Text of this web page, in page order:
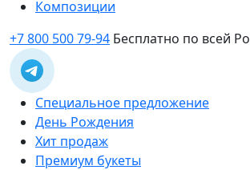
Композиции
+7 800 500 79-94 Бесплатно по всей
Специальное предложение
День Рождения
Хит продаж
Премиум букеты